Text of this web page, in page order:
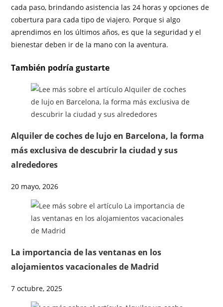
cada paso, brindando asistencia las 24 horas y opciones de
cobertura para cada tipo de viajero. Porque si algo
aprendimos en los últimos años, es que la seguridad y el
bienestar deben ir de la mano con la aventura.
También podría gustarte
Alquiler de coches de lujo en Barcelona, la forma
más exclusiva de descubrir la ciudad y sus
alrededores
20 mayo, 2026
La importancia de las ventanas en los
alojamientos vacacionales de Madrid
7 octubre, 2025